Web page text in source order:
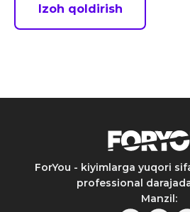
Izoh qoldirish
ForYou - kiyimlarga yuqori
professional
Manzil: